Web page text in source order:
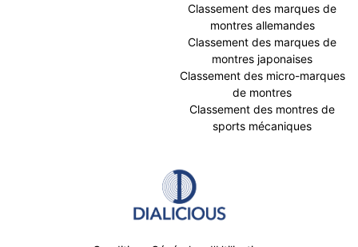
Classement des marques de
montres allemandes
Classement des marques de
montres japonaises
Classement des micro-marques
de montres
Classement des montres de
sports mécaniques